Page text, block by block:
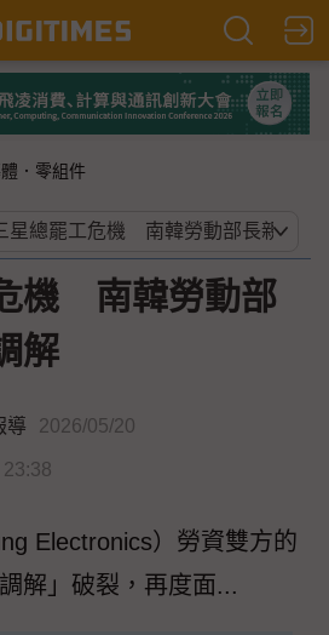
．零組件
機 南韓勞動部
解
導 2026/05/20
Electronics）勞資雙方的
解」破裂，再度面...